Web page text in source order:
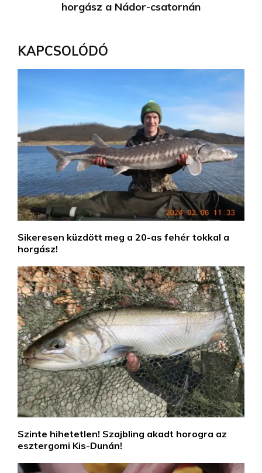
horgász a Nádor-csatornán
KAPCSOLÓDÓ
Sikeresen küzdött meg a 20-as fehér tokkal a
horgász!
Szinte hihetetlen! Szajbling akadt horogra az
esztergomi Kis-Dunán!